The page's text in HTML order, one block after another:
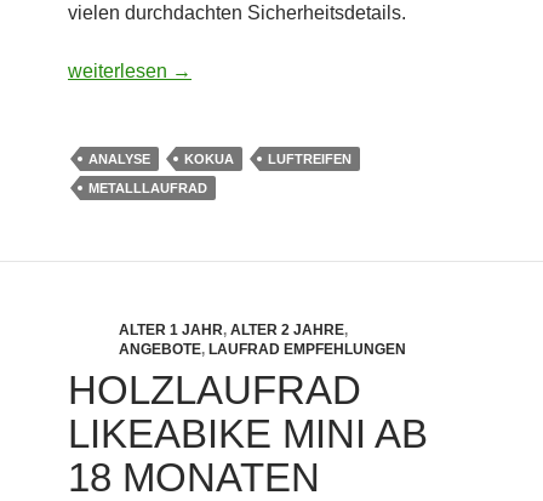
vielen durchdachten Sicherheitsdetails.
Kokua LIKEaBIKE JUMPER Aluminium
weiterlesen →
ANALYSE KOKUA
LUFTREIFEN
METALLLAUFRAD
ALTER 1 JAHR, ALTER 2 JAHRE,
ANGEBOTE, LAUFRAD EMPFEHLUNGEN
HOLZLAUFRAD
LIKEABIKE MINI AB
18 MONATEN